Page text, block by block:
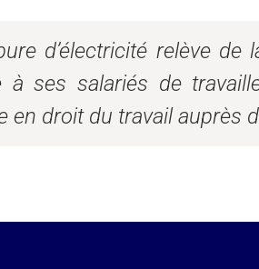
d’électricité relève
à ses salariés de
en droit du travail auprès